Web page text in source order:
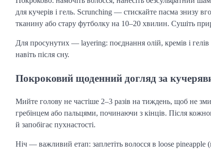
для кучерів і гель. Scrunching — стискайте пасма знизу
тканину або стару футболку на 10–20 хвилин. Сушіть
Для просунутих — layering: поєднання олій, кремів і
навіть після сну.
Покроковий щоденний догляд за
Мийте голову не частіше 2–3 разів на тиждень, щоб не
гребінцем або пальцями, починаючи з кінців. Після
й запобігає пухнастості.
Ніч — важливий етап: заплетіть волосся в loose